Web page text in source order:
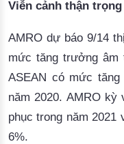
Viễn cảnh thận trọng
AMRO dự báo 9/14 thị
mức tăng trưởng âm
ASEAN có mức tăng
năm 2020. AMRO kỳ
phục trong năm 2021
6%.